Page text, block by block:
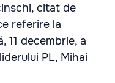
citat de
referire la
11 decembrie, a
PL, Mihai